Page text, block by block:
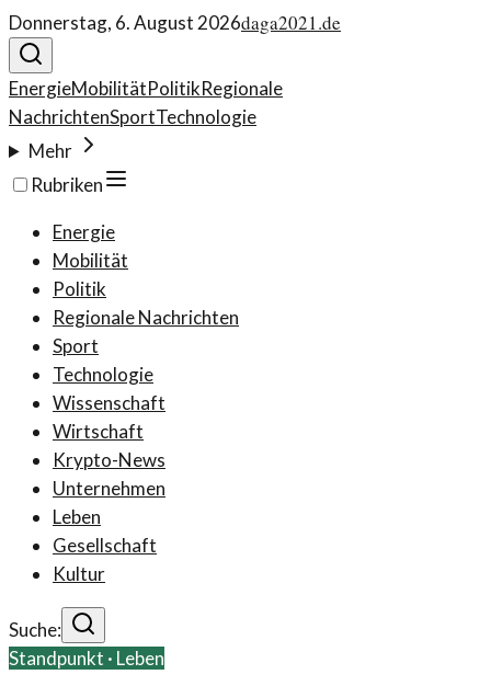
Donnerstag, 6. August 2026daga2021.de
EnergieMobilitätPolitikRegionale
NachrichtenSportTechnologie
Mehr
Rubriken
Energie
Mobilität
Politik
Regionale Nachrichten
Sport
Technologie
Wissenschaft
Wirtschaft
Krypto-News
Unternehmen
Leben
Gesellschaft
Kultur
Suche:
Standpunkt · Leben